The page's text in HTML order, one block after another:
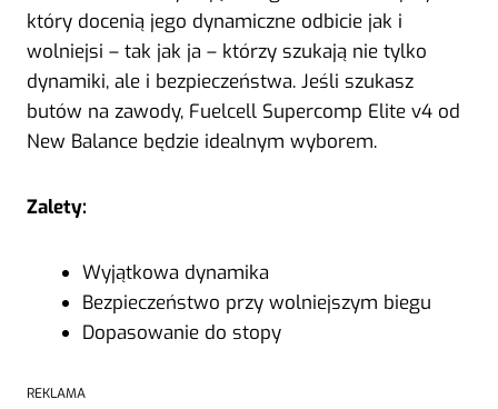
który docenią jego dynamiczne odbicie jak i
wolniejsi – tak jak ja – którzy szukają nie tylko
dynamiki, ale i bezpieczeństwa. Jeśli szukasz
butów na zawody, Fuelcell Supercomp Elite v4 od
New Balance będzie idealnym wyborem.
Zalety:
Wyjątkowa dynamika
Bezpieczeństwo przy wolniejszym biegu
Dopasowanie do stopy
REKLAMA